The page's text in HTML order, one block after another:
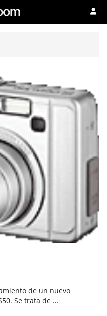
de un nuevo
Se trata de …